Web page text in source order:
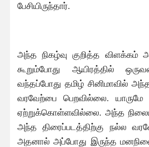
பேசியிருந்தார்.
அந்த நிகழ்வு குறித்த விளக்கம்
கூறும்போது ஆயிரத்தில்
வந்தப்போது தமிழ் சினிமாவில்
வரவேற்பை பெறவில்லை.
ஏற்றுக்கொள்ளவில்லை. அந்த
அந்த திரைப்படத்திற்கு நல்ல
அதனால் அப்போது இருந்த